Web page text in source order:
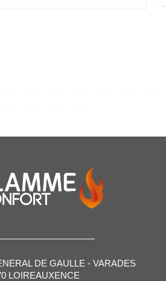
DE GAULLE - VARADES
LOIREAUXENCE